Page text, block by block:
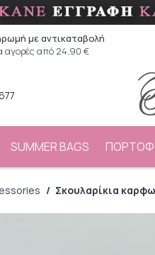
με αντικαταβολή
αγορές από 24,90 €
SUMMER BAGS
/ Σκουλαρίκια